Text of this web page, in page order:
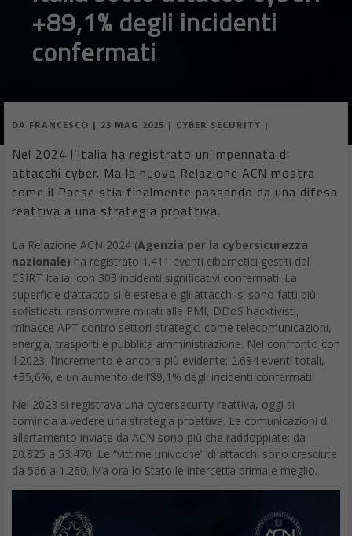
ransomware contro enti pubblici e sanità è cresciuto del 35% in
Europa. L’Italia, quindi, non fa eccezione, ma si distingue per la
sua risposta istituzionale più strutturata rispetto a quella di altri
paesi del Sud Europa.
canali di segnalazione mostrano che il Paese ha imparato la
lezione: la difesa cyber non è più un riflesso, ma un’infrastruttura
Nuovi progetti ACN
Nel 2024, l’ACN ha portato avanti 39 procedimenti di scrutinio
tecnologico legati al Perimetro di Sicurezza Nazionale
Cibernetica (PSNC) e 134 procedimenti complessivi,
contribuendo a verificare la conformità delle tecnologie
utilizzate da soggetti pubblici e privati strategici. Ha inoltre
promosso certificazioni OCSI e rafforzato il supporto alla PA con
audit, controlli e ispezioni.
Sul fronte della formazione, sono stati avviati percorsi strutturati
con oltre 140 eventi pubblici, protocolli con università e
programmi specifici per i dirigenti pubblici. L’obiettivo: aumentare
la consapevolezza, ma anche costruire un capitale umano che
sia all’altezza della complessità tecnologica che viviamo.
Infine, c’è l’elemento culturale. L’ACN ha avviato una serie di
categorie esposte, come il personale sanitario, per ridurre il
fattore di rischio umano. Si afferma così un’idea nuova di